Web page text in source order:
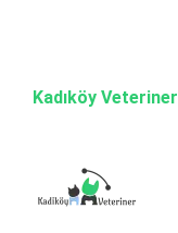
Kadıköy Veteriner